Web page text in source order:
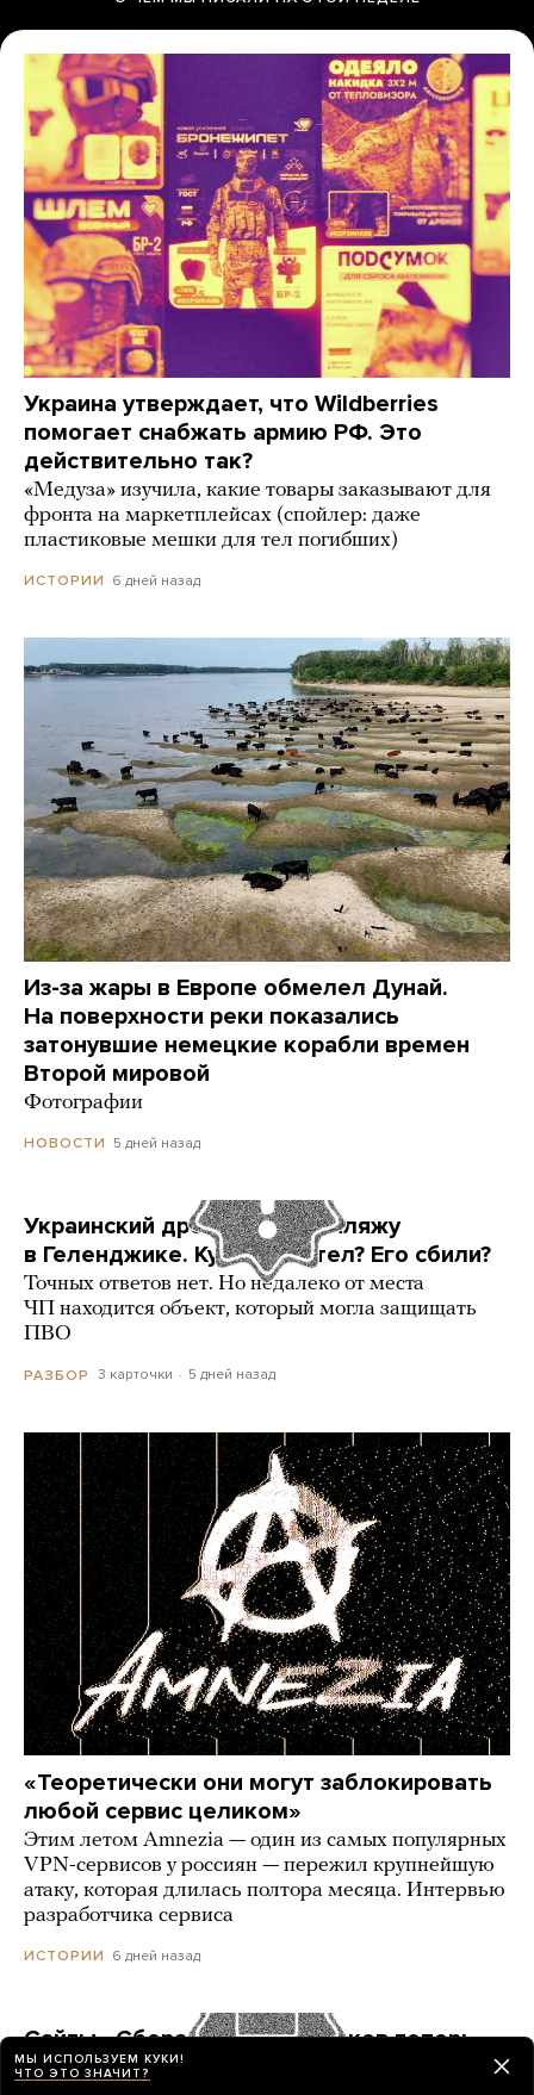
Украина утверждает, что Wildberries
помогает снабжать армию РФ. Это
действительно так?
«Медуза» изучила, какие товары заказывают для
фронта на маркетплейсах (спойлер: даже
пластиковые мешки для тел погибших)
ИСТОРИИ 6 дней назад
Из-за жары в Европе обмелел Дунай.
На поверхности реки показались
затонувшие немецкие корабли времен
Второй мировой
Фотографии
НОВОСТИ 5 дней назад
Украинский дрон попал по пляжу
в Геленджике. Куда он летел? Его сбили?
Точных ответов нет. Но недалеко от места
ЧП находится объект, который могла защищать
ПВО
РАЗБОР 3 карточки 5 дней назад
«Теоретически они могут заблокировать
любой сервис целиком»
Этим летом Amnezia — один из самых популярных
VPN-сервисов у россиян — пережил крупнейшую
атаку, которая длилась полтора месяца. Интервью
разработчика сервиса
ИСТОРИИ 6 дней назад
Сайты «Сбера» и других банков теперь
можно открыть только в российских
МЫ ИСПОЛЬЗУЕМ КУКИ!
ЧТО ЭТО ЗНАЧИТ?